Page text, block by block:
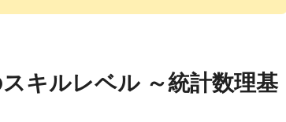
キルレベル ～統計数理基